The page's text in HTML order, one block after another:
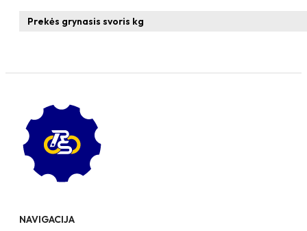
Prekės grynasis svoris kg
NAVIGACIJA